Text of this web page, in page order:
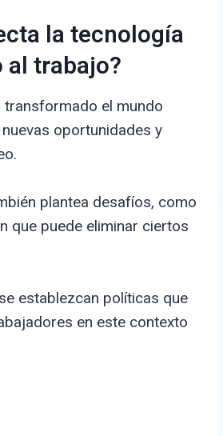
la tecnología
al trabajo?
transformado el mundo
oportunidades y
plantea desafíos, como
que puede eliminar ciertos
establezcan políticas que
en este contexto